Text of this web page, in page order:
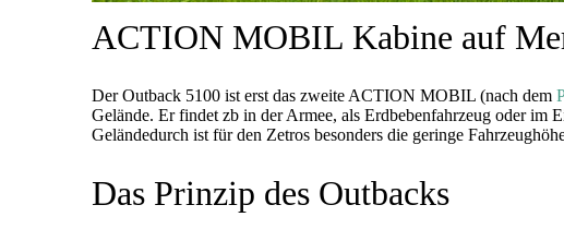
ACTION MOBIL Kabine auf
Der Outback 5100 ist erst das zweite ACTION MOBIL (nach dem
Gelände. Er findet zb in der Armee, als Erdbebenfahrzeug oder im
Geländedurch ist für den Zetros besonders die geringe
Das Prinzip des Outbacks